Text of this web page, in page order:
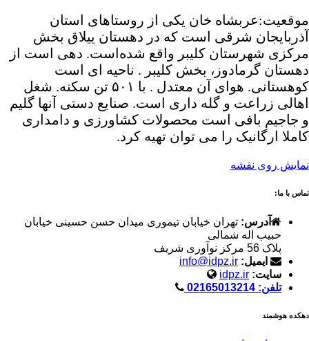
موقعیت:عربشاه خان یکی از روستاهای استان
آذربایجان شرقی است که در دهستان ییلاق بخش
مرکزی شهرستان کلیبر واقع شده‌است. دهی است از
دهستان گرمادوز، بخش کلیبر . ناحیه ای است
کوهستانی. هوای آن معتدل . با ۵۰۱ تن سکنه. شغل
اهالی زراعت و گله داری است. صنایع دستی آنها گلیم
و جاجیم بافی است محصولات کشاورزی و دامداری
کاملا ارگانیک را می توان تهیه کرد.
نمایش روی نقشه
تماس با ما:
آدرس: تهران خیابان تیموری میدان حسن حسینی خیابان
حبیب اله شمالی
پلاک 56 مرکز نوآوری شریف
ایمیل: info@idpz.ir
سایت: idpz.ir
تلفن: 02165013214
دهکده هوشمند